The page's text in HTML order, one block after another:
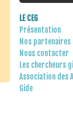
LE CEG
Présentation
Nos partenaires
Nous contacter
Les chercheurs
Association des
Gide